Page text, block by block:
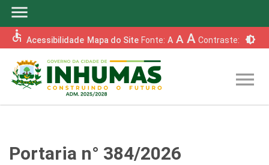
menu
accessible Acessibilidade Mapa do Site Fonte: A A A Contraste: brightness_6
menu
Portaria n° 384/2026